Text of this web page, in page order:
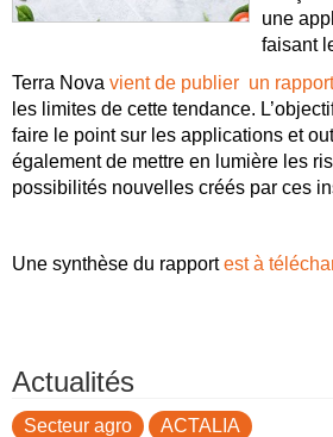
une
faisant
Terra Nova vient de publier un rapport
les limites de cette tendance.
faire le point sur les applications et
également de mettre en lumière les
possibilités nouvelles créés par ces
Une synthèse du rapportest à
Actualités
Secteur agro ACTALIA